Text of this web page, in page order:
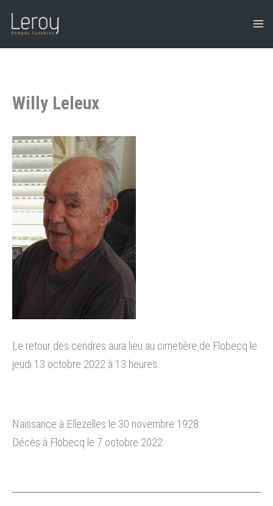
Willy Leleux
Le retour des cendres aura lieu au cimetière de Flobecq le
jeudi 13 octobre 2022 à 13 heures.
Naissance à Ellezelles le 30 novembre 1928
Décès à Flobecq le 7 octobre 2022